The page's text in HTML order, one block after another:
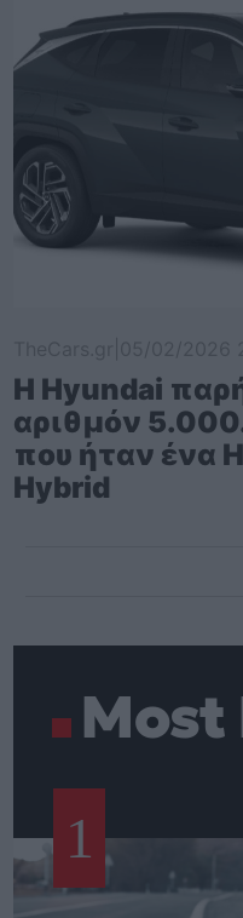
Η Hyundai
αριθμόν
που ήταν ένα
Hybrid
Most
1